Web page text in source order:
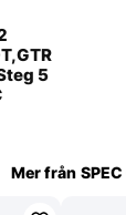
5
Mer från